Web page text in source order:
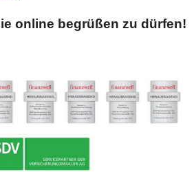
online begrüßen zu dürfen!